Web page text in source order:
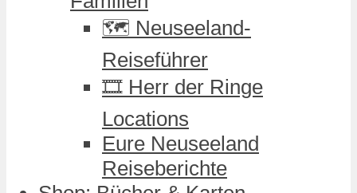
🗺️ Neuseeland-
Reiseführer
🎞️ Herr der Ringe
Locations
Eure Neuseeland
Reiseberichte